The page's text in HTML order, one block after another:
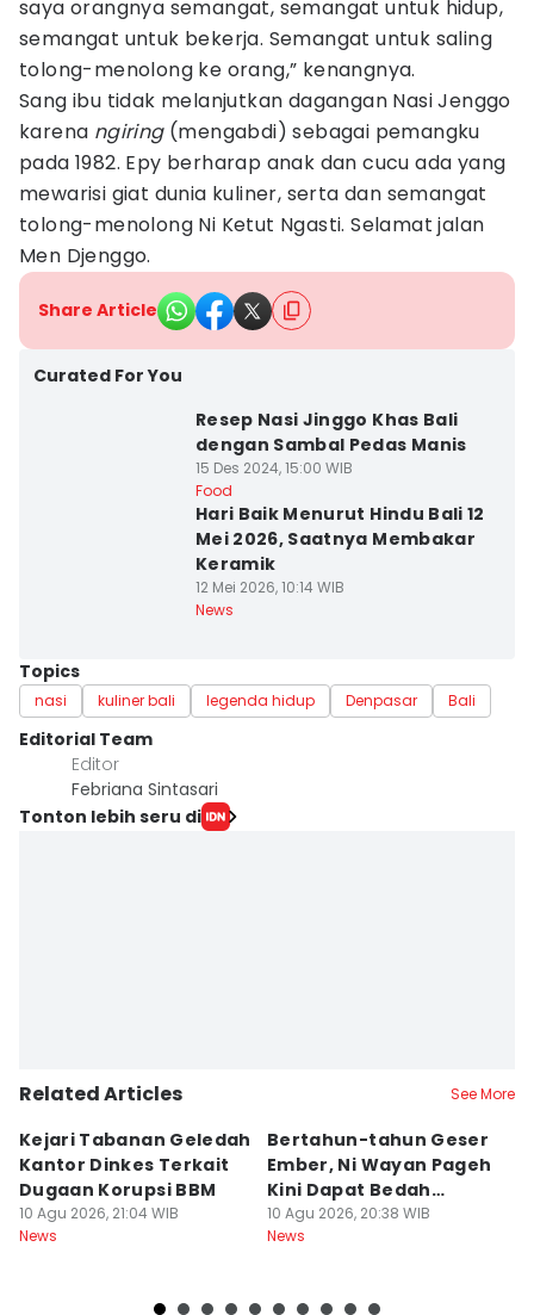
saya orangnya semangat, semangat untuk hidup,
semangat untuk bekerja. Semangat untuk saling
tolong-menolong ke orang,” kenangnya.
Sang ibu tidak melanjutkan dagangan Nasi Jenggo
karena ngiring (mengabdi) sebagai pemangku
pada 1982. Epy berharap anak dan cucu ada yang
mewarisi giat dunia kuliner, serta dan semangat
tolong-menolong Ni Ketut Ngasti. Selamat jalan
Men Djenggo.
Share Article
Curated For You
Resep Nasi Jinggo Khas Bali
dengan Sambal Pedas Manis
15 Des 2024, 15:00 WIB
Food
Hari Baik Menurut Hindu Bali 12
Mei 2026, Saatnya Membakar
Keramik
12 Mei 2026, 10:14 WIB
News
Topics
nasi kuliner bali legenda hidup Denpasar Bali
Editorial Team
Editor
Febriana Sintasari
Tonton lebih seru di
Related Articles See More
Kejari Tabanan Geledah
Kantor Dinkes Terkait
Dugaan Korupsi BBM
10 Agu 2026, 21:04 WIB
News
Bertahun-tahun Geser
Ember, Ni Wayan Pageh
Kini Dapat Bedah
Rumah
10 Agu 2026, 20:38 WIB
News